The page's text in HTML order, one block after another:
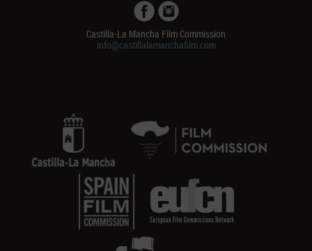
Castilla-La Mancha Film Commission
info@castillalamanchafilm.com